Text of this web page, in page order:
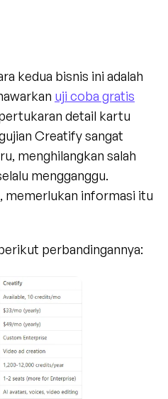
kedua bisnis ini adalah
uji coba gratis
detail kartu
Creatify sangat
menghilangkan salah
mengganggu.
memerlukan informasi itu
perbandingannya: